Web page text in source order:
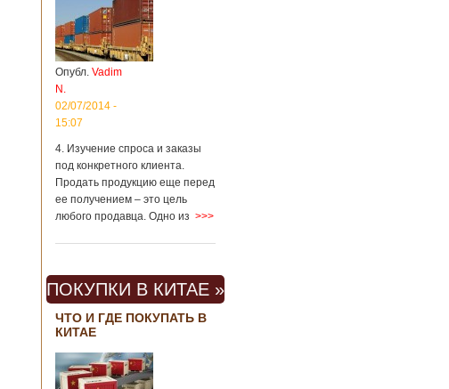
Опубл. Vadim
N.
02/07/2014 -
15:07
4. Изучение спроса и заказы
под конкретного клиента.
Продать продукцию еще перед
ее получением – это цель
любого продавца. Одно из >>>
ПОКУПКИ В КИТАЕ »
ЧТО И ГДЕ ПОКУПАТЬ В
КИТАЕ